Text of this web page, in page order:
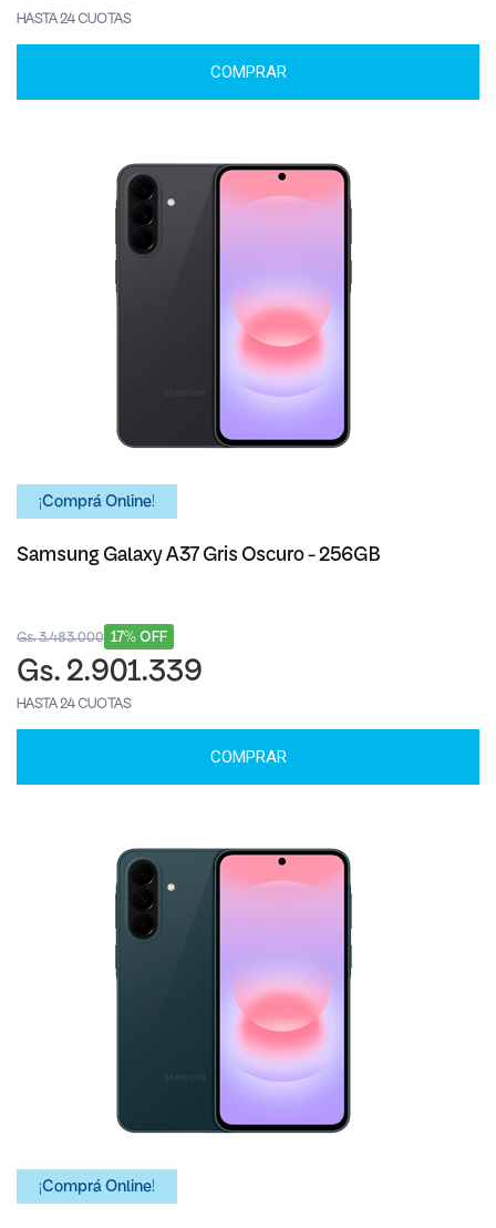
HASTA 24 CUOTAS
COMPRAR
¡Comprá Online!
Samsung Galaxy A37 Gris Oscuro - 256GB
17% OFF
Gs. 3.483.000
Gs. 2.901.339
HASTA 24 CUOTAS
COMPRAR
¡Comprá Online!